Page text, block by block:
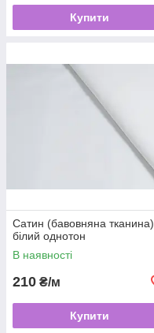
Купити
Сатин (бавовняна тканина)
білий однотон
В наявності
210 ₴/м
Купити